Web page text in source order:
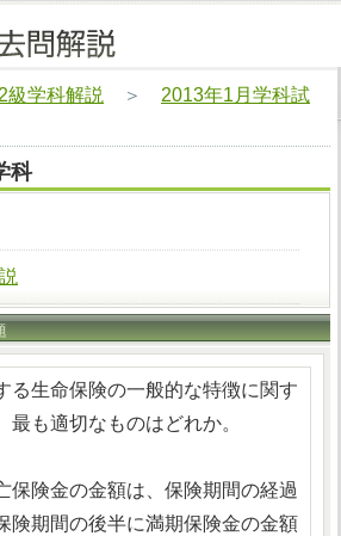
2級学科解説 ＞ 2013年1月学科試
科
る生命保険の一般的な特徴に関す
最も適切なものはどれか。
保険金の金額は、保険期間の経過
険期間の後半に満期保険金の金額